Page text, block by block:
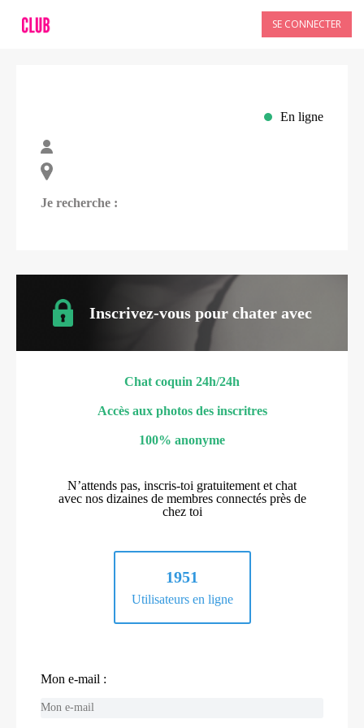
SE CONNECTER
En ligne
Je recherche :
Inscrivez-vous pour chater avec
Chat coquin 24h/24h
Accès aux photos des inscritres
100% anonyme
N’attends pas, inscris-toi gratuitement et chat
avec nos dizaines de membres connectés près de
chez toi
1951
Utilisateurs en ligne
Mon e-mail :